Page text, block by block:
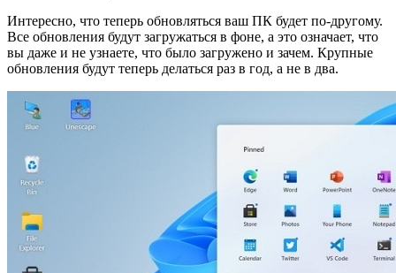
Интересно, что теперь обновляться ваш ПК будет по-другому.
Все обновления будут загружаться в фоне, а это означает, что
вы даже и не узнаете, что было загружено и зачем. Крупные
обновления будут теперь делаться раз в год, а не в два.